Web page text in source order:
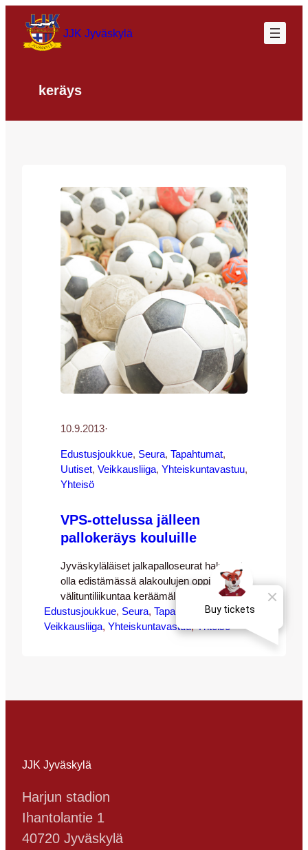
sisältöön
JJK Jyväskylä
keräys
10.9.2013·
Edustusjoukkue, Seura, Tapahtumat
Uutiset, Veikkausliiga, Yhteiskuntavastuu
Yhteisö
VPS-ottelussa jälleen
pallokeräys kouluille
Jyväskyläläiset jalkapalloseurat haluavat
olla edistämässä alakoulujen oppilaiden
välituntiliikuntaa keräämällä jokaiselle
alakoulun luokalle jalkapallon
välituntiliikuntaan. Laita pallot kiertoon
sijaitsevat sisääntuloporteilla.
sisäänpääsyporteilla alkaen klo 17:30.…
Edustusjoukkue, Seura, Tapahtumat, Uutiset ,
Veikkausliiga, Yhteiskuntavastuu, Yhteisö
JJK Jyväskylä
Harjun stadion
Ihantolantie 1
40720 Jyväskylä